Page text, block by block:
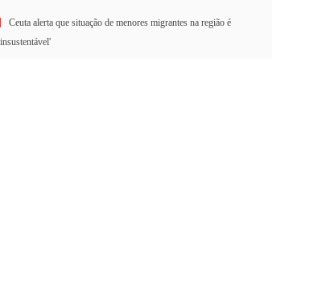
Ceuta alerta que situação de menores migrantes na região é